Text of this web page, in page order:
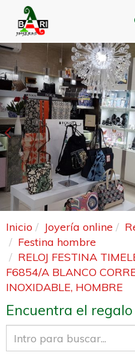
Anterior
Inicio Joyería online
Festina hombre
RELOJ FESTINA
F6854/A BLANCO
INOXIDABLE, HOMBRE
Encuentra el